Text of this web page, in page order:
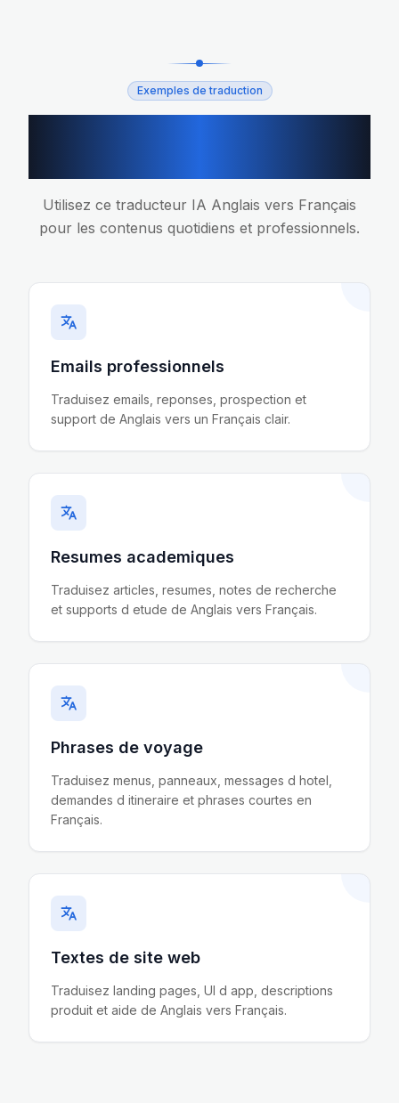
Exemples de traduction
Utilisez ce traducteur IA Anglais vers Français
pour les contenus quotidiens et professionnels.
Emails professionnels
Traduisez emails, reponses, prospection et
support de Anglais vers un Français clair.
Resumes academiques
Traduisez articles, resumes, notes de recherche
et supports d etude de Anglais vers Français.
Phrases de voyage
Traduisez menus, panneaux, messages d hotel,
demandes d itineraire et phrases courtes en
Français.
Textes de site web
Traduisez landing pages, UI d app, descriptions
produit et aide de Anglais vers Français.